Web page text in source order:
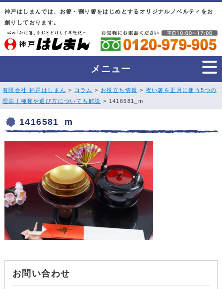
神戸はしまんでは、お箸・割り箸をはじめとするオリジナルノベルティをお
創りしております。
メニュー
有限会社 神戸はしまん > コラム > お役立ち情報 > 祝い箸を正月に使う5つの
理由｜種類や選び方についても解説 > 1416581_m
1416581_m
お問い合わせ